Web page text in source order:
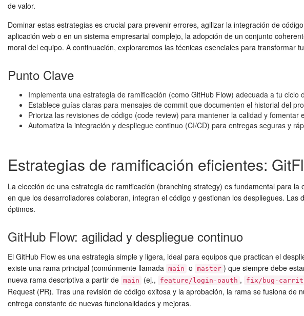
de valor.
Dominar estas estrategias es crucial para prevenir errores, agilizar la integración de
aplicación web o en un sistema empresarial complejo, la adopción de un conjunto
moral del equipo. A continuación, exploraremos las técnicas esenciales para transformar tu
Punto Clave
Implementa una estrategia de ramificación (como GitHub Flow) adecuada a tu ciclo
Establece guías claras para mensajes de commit que documenten el historial del
Prioriza las revisiones de código (code review) para mantener la calidad y fomentar
Automatiza la integración y despliegue continuo (CI/CD) para entregas seguras y
Estrategias de ramificación eficientes:
La elección de una estrategia de ramificación (branching strategy) es fundamental para la
en que los desarrolladores colaboran, integran el código y gestionan los despliegues.
óptimos.
GitHub Flow: agilidad y despliegue continuo
El GitHub Flow es una estrategia simple y ligera, ideal para equipos que practican el
existe una rama principal (comúnmente llamada main o master ) que siempre debe
nueva rama descriptiva a partir de main (ej., feature/login-oauth , fix/bug-
Request (PR). Tras una revisión de código exitosa y la aprobación, la rama se fusiona de
entrega constante de nuevas funcionalidades y mejoras.